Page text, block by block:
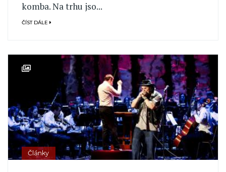
komba. Na trhu jso...
ČÍST DÁLE
Články